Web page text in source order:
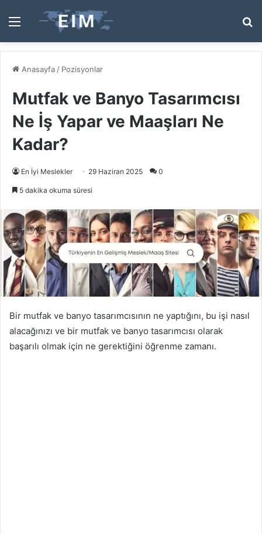
Menü
...
Anasayfa / Pozisyonlar
Mutfak ve Banyo Tasarımcısı
Ne İş Yapar ve Maaşları Ne
Kadar?
En İyi Meslekler 29 Haziran 2025 0
5 dakika okuma süresi
Bir mutfak ve banyo tasarımcısının ne yaptığını, bu işi nasıl
alacağınızı ve bir mutfak ve banyo tasarımcısı olarak
başarılı olmak için ne gerektiğini öğrenme zamanı.